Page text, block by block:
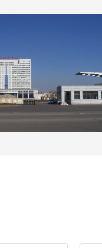
力、长久坚持磨炼
正式上岗之后，我
悟、行的要求，主
努力成长为符合公
身的成长为团队添
稳步前行。